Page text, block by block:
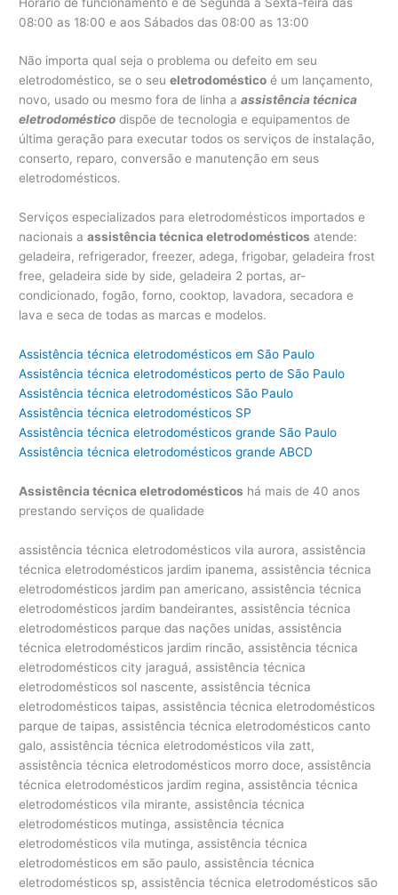
08:00 as 18:00 e aos Sábados das 08:00 as 13:00
Não importa qual seja o problema ou defeito em seu
eletrodoméstico, se o seueletrodoméstico é um lançamento,
novo, usado ou mesmo fora de linha aassistência técnica
eletrodoméstico dispõe de tecnologia e equipamentos de
última geração para executar todos os serviços de instalação,
conserto, reparo, conversão e manutenção em seus
eletrodomésticos.
Serviços especializados para eletrodomésticos importados e
nacionais aassistência técnica eletrodomésticos atende:
geladeira, refrigerador, freezer, adega, frigobar, geladeira frost
free, geladeira side by side, geladeira 2 portas, ar-
condicionado, fogão, forno, cooktop, lavadora, secadora e
lava e seca de todas as marcas e modelos.
Assistência técnica eletrodomésticos em São Paulo
Assistência técnica eletrodomésticos perto de São Paulo
Assistência técnica eletrodomésticos São Paulo
Assistência técnica eletrodomésticos SP
Assistência técnica eletrodomésticos grande São Paulo
Assistência técnica eletrodomésticos grande ABCD
Assistência técnica eletrodomésticos há mais de 40 anos
prestando serviços de qualidade
assistência técnica eletrodomésticos vila aurora, assistência técnica eletrodomésticos jardim ipanema, assistência técnica eletrodomésticos jardim pan americano, assistência técnica eletrodomésticos jardim bandeirantes, assistência técnica eletrodomésticos parque das nações unidas, assistência técnica eletrodomésticos jardim rincão, assistência técnica eletrodomésticos city jaraguá, assistência técnica eletrodomésticos sol nascente, assistência técnica eletrodomésticos taipas, assistência técnica eletrodomésticos parque de taipas, assistência técnica eletrodomésticos canto galo, assistência técnica eletrodomésticos vila zatt, assistência técnica eletrodomésticos morro doce, assistência técnica eletrodomésticos jardim regina, assistência técnica eletrodomésticos vila mirante, assistência técnica eletrodomésticos mutinga, assistência técnica eletrodomésticos vila mutinga, assistência técnica eletrodomésticos em são paulo, assistência técnica eletrodomésticos sp, assistência técnica eletrodomésticos são paulo, assistência técnica eletrodomésticos perto de são paulo, assistência técnica eletrodomésticos brasil, assistência técnica eletrodomésticos zona norte, assistência técnica eletrodomésticos zona sul, assistência técnica eletrodomésticos zona leste, assistência técnica eletrodomésticos zona oeste, assistência técnica eletrodomésticos pirituba, assistência técnica eletrodomésticos piqueri, assistência técnica eletrodomésticos freguesia do ó, assistência técnica eletrodomésticos parque são domingos, assistência técnica eletrodomésticos jaguaré, assistência técnica eletrodomésticos parque Samsung, assistência técnica eletrodomésticos jaguara, assistência técnica eletrodomésticos jaraguá, assistência técnica eletrodomésticos parada de taipas, assistência técnica eletrodomésticos osasco, assistência técnica eletrodomésticos barueri, assistência técnica eletrodomésticos alphaville, assistência técnica eletrodomésticos tamboré, assistência técnica eletrodomésticos cotia, assistência técnica eletrodomésticos granja viana, assistência técnica eletrodomésticos carapicuíba, assistência técnica eletrodomésticos santana, assistência técnica eletrodomésticos casa verde, assistência técnica eletrodomésticos tremembé, assistência técnica eletrodomésticos imirim, assistência técnica eletrodomésticos jardim são bento, assistência técnica eletrodomésticos jardim são paulo, assistência técnica eletrodomésticos vila maria, assistência técnica eletrodomésticos lapa, assistência técnica eletrodomésticos alto da lapa, assistência técnica eletrodomésticos pinheiros, assistência técnica eletrodomésticos alto de pinheiros, assistência técnica eletrodomésticos perdizes, assistência técnica eletrodomésticos pacembu, assistência técnica eletrodomésticos pompeia, assistência técnica eletrodomésticos vila leolpodina, assistência técnica eletrodomésticos vila romana, assistência técnica eletrodomésticos city lapa, assistência técnica eletrodomésticos ceasa, assistência técnica eletrodomésticos villa lobos, assistência técnica eletrodomésticos vila hamburguesa, assistência técnica eletrodomésticos jardins, assistência técnica eletrodomésticos jardim paulista, assistência técnica eletrodomésticos jardim paulistano, assistência técnica eletrodomésticos jardim europa, assistência técnica eletrodomésticos vila olímpia, assistência técnica eletrodomésticos vila nova conceição, assistência técnica eletrodomésticos vila clementino, assistência técnica eletrodomésticos moema, assistência técnica eletrodomésticos ibirapuera, assistência técnica eletrodomésticos cerqueira cesar, assistência técnica eletrodomésticos consolação, assistência técnica eletrodomésticos vila buarque, assistência técnica eletrodomésticos higienópolis, assistência técnica eletrodomésticos campo belo, assistência técnica eletrodomésticos aeroporto, assistência técnica eletrodomésticos santo amaro, assistência técnica eletrodomésticos morumbi, assistência técnica eletrodomésticos morumbi sul, assistência técnica eletrodomésticos real parque, assistência técnica eletrodomésticos bela vista, assistência técnica eletrodomésticos vila mariana, assistência técnica eletrodomésticos praça da árvore, assistência técnica eletrodomésticos bosque da sáude, assistência técnica eletrodomésticos tatuapé, assistência técnica eletrodomésticos penha, assistência técnica eletrodomésticos jardim anália franco, assistência técnica eletrodomésticos butantã, assistência técnica eletrodomésticos cidade jardim, assistência técnica eletrodomésticos jardim luzitania, assistência técnica eletrodomésticos vila progredior, assistência técnica eletrodomésticos jardim silvia, assistência técnica eletrodomésticos paineiras do morumbi, assistência técnica eletrodomésticos brooklin, assistência técnica eletrodomésticos vila sonia, assistência técnica eletrodomésticos indianópolis, assistência técnica eletrodomésticos planalto paulista, assistência técnica eletrodomésticos jardim petropolis, assistência técnica eletrodomésticos brooklin velho, assistência técnica eletrodomésticos jardim cordeiro, assistência técnica eletrodomésticos chácara santo antonio, assistência técnica eletrodomésticos alto da boa vista, assistência técnica eletrodomésticos vila elvira, assistência técnica eletrodomésticos santa cecília, assistência técnica eletrodomésticos aclimação, assistência técnica eletrodomésticos cambuci, assistência técnica eletrodomésticos ipiranga, assistência técnica eletrodomésticos são caetano, assistência técnica eletrodomésticos são bernado, assistência técnica eletrodomésticos santo andré, assistência técnica eletrodomésticos vila madalena, assistência técnica eletrodomésticos jardim das flores, assistência técnica eletrodomésticos parque dos príncipes, assistência técnica eletrodomésticos em são paulo, assistência técnica eletrodomésticos são paulo, assistência técnica eletrodomésticos perto de são paulo, assistência técnica eletrodoméstico, assistência técnica para eletrodoméstico, assistência técnica eletrodomésticos nacionais e importados, assistência técnica de eletrodomésticos em são paulo, assisténcia assistência técnica eletrodomésticos, assistencia tecnica eletrodomesticos sp, assistencia tecnica eletrodomesticos zona norte, conserto de eletrodomésticos sp, assistencia tecnica microondas zona leste, assistencia tecnica eletrodomesticos pinheiros, assistência técnica eletrodomésticos importados, assistência técnica eletrodoméstico importado, assistência técnica para eletrodomésticos em saúde, assistência técnica para eletrodomésticos em república, assistência técnica eletrodoméstico brastemp, assistência técnica eletrodoméstico electrolux, assistência técnica eletrodoméstico bosch, assistência técnica eletrodoméstico continental, assistência técnica eletrodoméstico consul, assistência técnica eletrodoméstico ge, assistência técnica eletrodoméstico mueller, assistência técnica eletrodoméstico whirlpool, assistência técnica eletrodoméstico atlas, assistência técnica eletrodoméstico dako, assistência técnica eletrodoméstico clarice, assistência técnica eletrodoméstico lg, assistência técnica eletrodoméstico venax, assistência técnica eletrodoméstico samsung, assistência técnica eletrodoméstico tecno, assistência técnica eletrodoméstico lofra, assistência técnica eletrodoméstico bertazzoni, assistência técnica eletrodoméstico maytag, assistência técnica eletrodoméstico liebherr, assistência técnica eletrodoméstico amana, assistência técnica eletrodoméstico speed queen, assistência técnica eletrodoméstico esmaltec, assistência técnica eletrodoméstico elettromec, assistência técnica eletrodoméstico futura, assistência técnica eletrodoméstico braslar, assistência técnica eletrodoméstico asko, assistência técnica eletrodoméstico ilve, assistência técnica eletrodoméstico metalmaq, assistência técnica eletrodoméstico best, assistência técnica eletrodoméstico fogatti, assistência técnica eletrodoméstico dacor, assistência técnica eletrodoméstico realce, assistência técnica eletrodoméstico ducane, assistência técnica eletrodoméstico fischer, assistência técnica eletrodoméstico faber, assistência técnica eletrodoméstico gaggenau, assistência técnica eletrodoméstico venâncio, assistência técnica eletrodoméstico goumert, assistência técnica eletrodoméstico tecnogás, assistência técnica eletrodoméstico heartland, assistência técnica eletrodoméstico jenn air, assistência técnica eletrodoméstico maruel, assistência técnica eletrodoméstico sub zero, assistência técnica eletrodoméstico weber, assistência técnica eletrodoméstico smeg, assistência técnica eletrodoméstico wolf, assistência técnica eletrodoméstico viking, assistência técnica eletrodoméstico u-line, assistência técnica eletrodoméstico frigidaire, assistência técnica eletrodoméstico kenmore, assistência técnica eletrodoméstico ariston, assistência técnica eletrodoméstico aga, assistência técnica eletrodoméstico american range, assistência técnica eletrodoméstico thermador, assistência técnica eletrodoméstico blomberg, assistência técnica eletrodoméstico northland, assistência técnica eletrodoméstico dcs, assistência técnica eletrodoméstico diva, assistência técnica geladeira, assistência técnica refrigerador, assistência técnica ar-condicionado, assistência técnica freezer, assistência técnica adega, assistência técnica frigobar, assistência técnica geladeira side by side, assistência técnica refrigerador side by side, assistência técnica frost free, assistência técnica geladeia frost free, assistência técnica fogão, assistência técnica forno, assistência técnica cooktop, assistência técnica microondas, assistência técnica forno elétrico, assistência técnica forno a gás, assistência técnica lavadora, assistência técnica secadora, assistência técnica lava e seca, assistência técnica máquina de lavar, assistência técnica máquina de secar, assistência técnica máquina de lavar e secar, assistência técnica máquina de lavar roupa, assistência técnica máquina de sec